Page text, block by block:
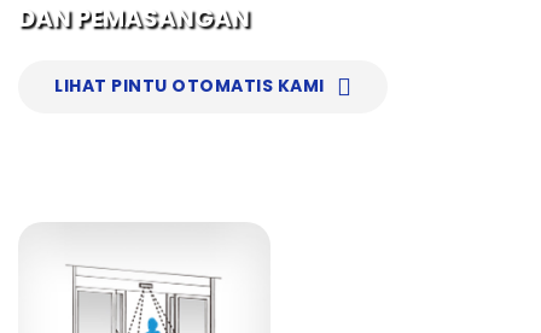
DAN PEMASANGAN
LIHAT PINTU OTOMATIS KAMI